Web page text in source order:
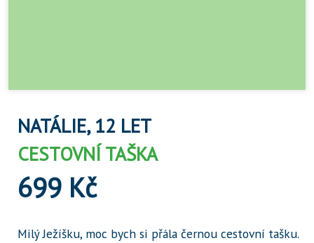
NATÁLIE, 12 LET
CESTOVNÍ TAŠKA
699 Kč
Milý Ježíšku, moc bych si přála černou cestovní tašku.